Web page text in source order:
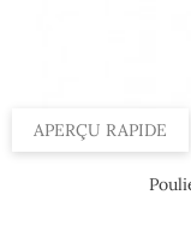
APERÇU RAPIDE